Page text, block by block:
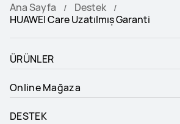
Ana Sayfa
Destek
HUAWEI Care Uzatılmış Garanti
ÜRÜNLER
Online Mağaza
DESTEK